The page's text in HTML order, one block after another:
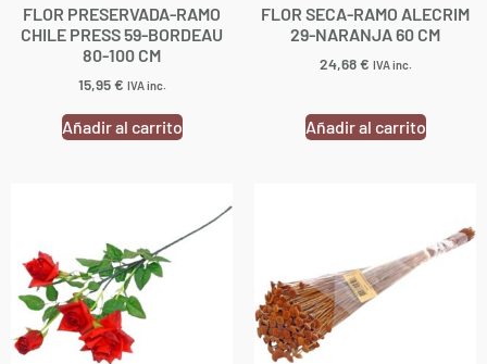
FLOR PRESERVADA-RAMO
CHILE PRESS 59-BORDEAU
80-100 CM
15,95€ IVA inc.
Añadir al carrito
FLOR SECA-RAMO ALECRIM
29-NARANJA 60 CM
24,68€ IVA inc.
Añadir al carrito